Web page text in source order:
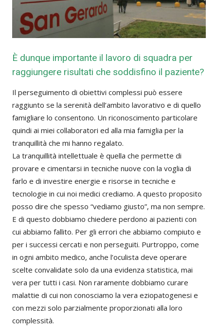
È dunque importante il lavoro di squadra per
raggiungere risultati che soddisfino il paziente?
Il perseguimento di obiettivi complessi può essere
raggiunto se la serenità dell’ambito lavorativo e di quello
famigliare lo consentono. Un riconoscimento particolare
quindi ai miei collaboratori ed alla mia famiglia per la
tranquillità che mi hanno regalato.
La tranquillità intellettuale è quella che permette di
provare e cimentarsi in tecniche nuove con la voglia di
farlo e di investire energie e risorse in tecniche e
tecnologie in cui noi medici crediamo. A questo proposito
posso dire che spesso “vediamo giusto”, ma non sempre.
E di questo dobbiamo chiedere perdono ai pazienti con
cui abbiamo fallito. Per gli errori che abbiamo compiuto e
per i successi cercati e non perseguiti. Purtroppo, come
in ogni ambito medico, anche l’oculista deve operare
scelte convalidate solo da una evidenza statistica, mai
vera per tutti i casi. Non raramente dobbiamo curare
malattie di cui non conosciamo la vera eziopatogenesi e
con mezzi solo parzialmente proporzionati alla loro
complessità.